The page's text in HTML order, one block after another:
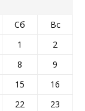
Сб
Вс
1
2
8
9
15
16
22
23